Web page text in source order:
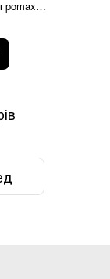
pomax
THUN